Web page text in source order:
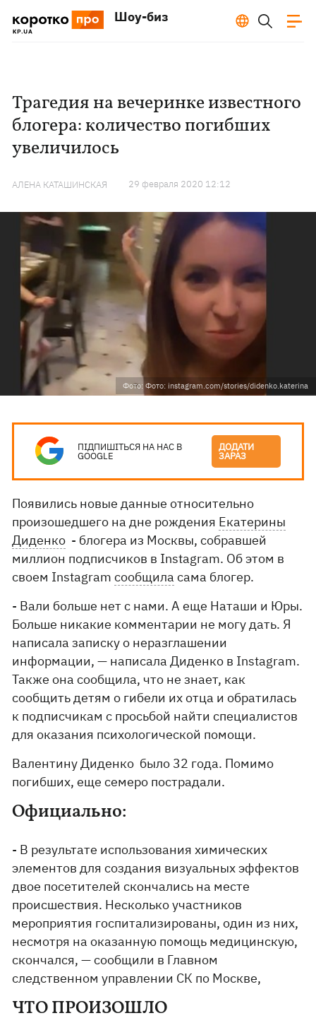
Шоу-биз
Трагедия на вечеринке известного
блогера: количество погибших
увеличилось
АЛЕНА КАТАШИНСКАЯ 29 февраля 2020 12:12
Фото: Фото: instagram.com/stories/didenko.katerina
ПІДПИШІТЬСЯ НА НАС В
GOOGLE
ДОДАТИ
ЗАРАЗ
Появились новые данные относительно
произошедшего на дне рождения Екатерины
Диденко - блогера из Москвы, собравшей
миллион подписчиков в Instagram. Об этом в
своем Instagramсообщила сама блогер.
- Вали больше нет с нами. А еще Наташи и Юры.
Больше никакие комментарии не могу дать. Я
написала записку о неразглашении
информации, — написала Диденко в Instagram.
Также она сообщила, что не знает, как
сообщить детям о гибели их отца и обратилась
к подписчикам с просьбой найти специалистов
для оказания психологической помощи.
Валентину Диденко было 32 года. Помимо
погибших, еще семеро пострадали.
Официально:
- В результате использования химических
элементов для создания визуальных эффектов
двое посетителей скончались на месте
происшествия. Несколько участников
мероприятия госпитализированы, один из них,
несмотря на оказанную помощь медицинскую,
скончался, — сообщили в Главном
следственном управлении СК по Москве,
ЧТО ПРОИЗОШЛО